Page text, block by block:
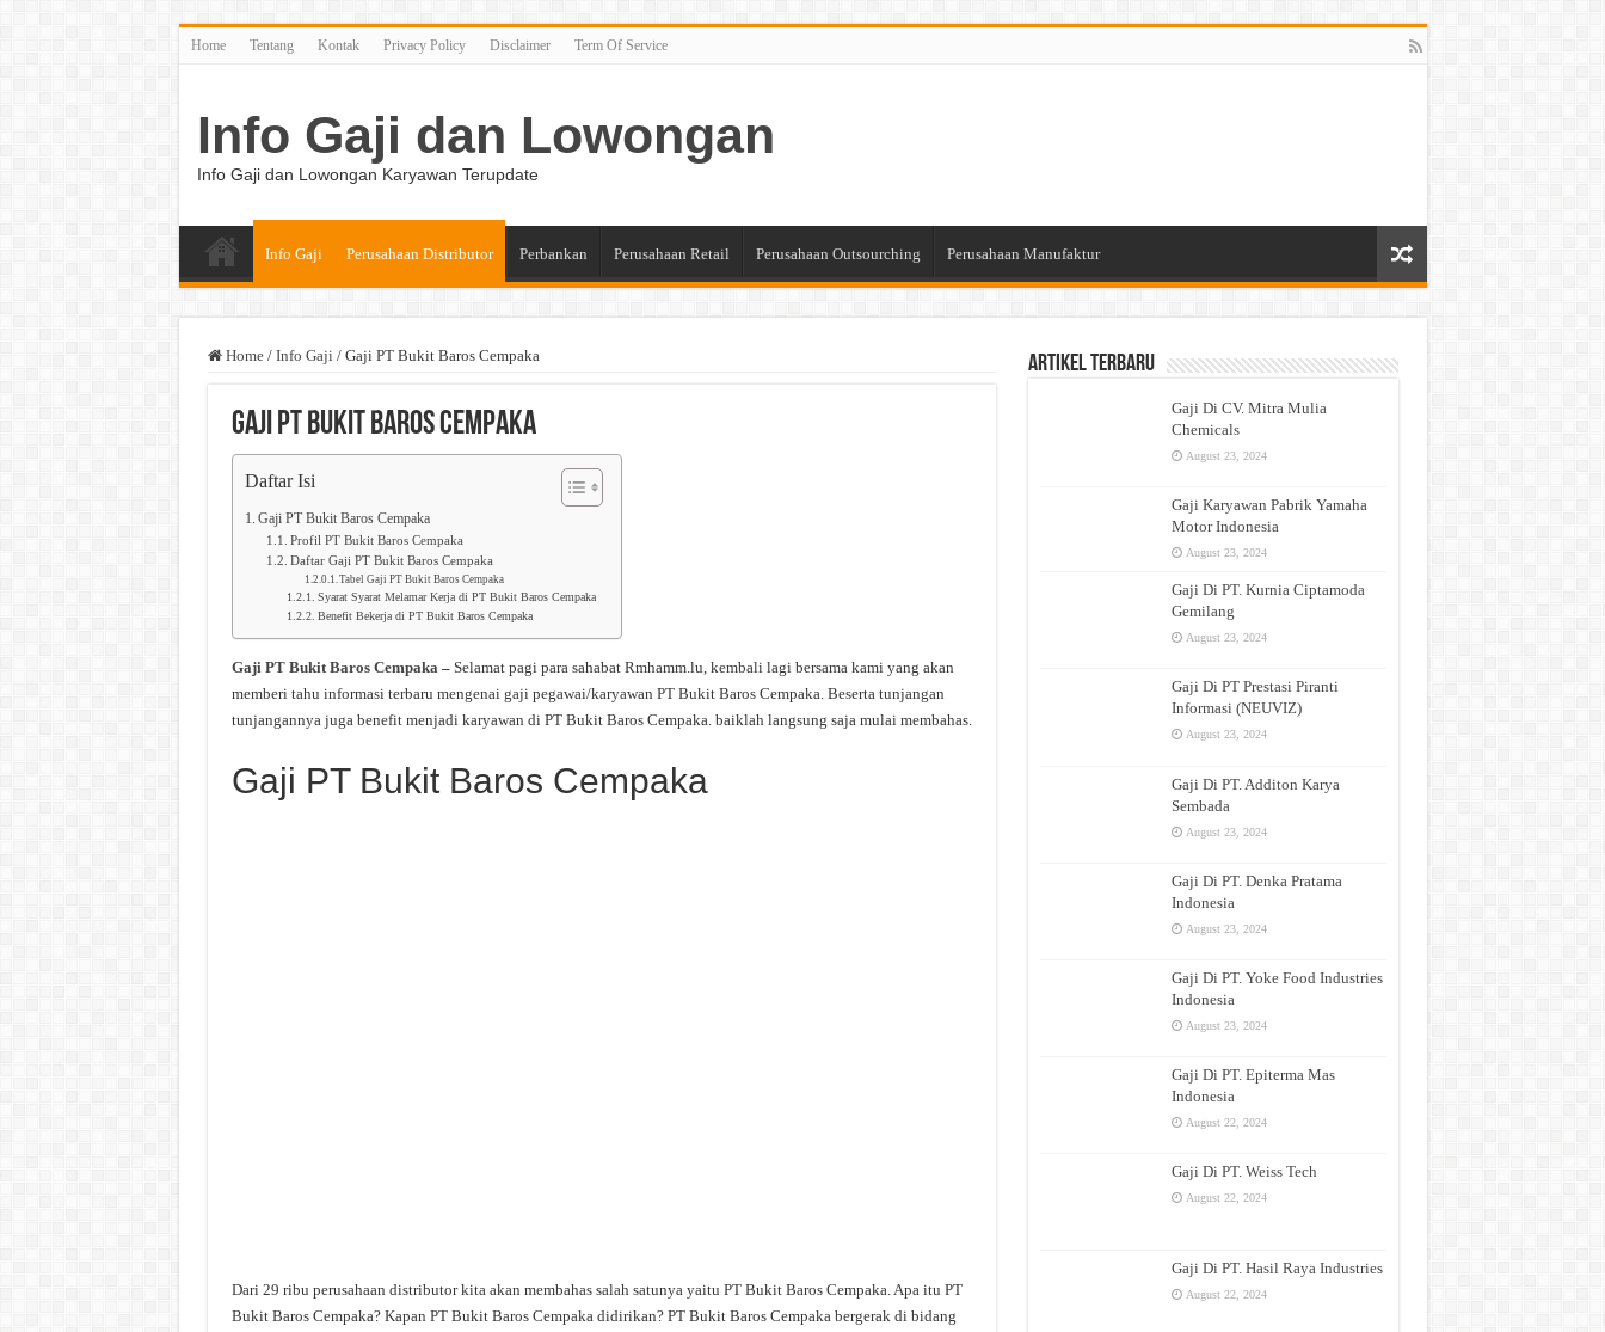
Home Tentang Kontak Privacy Policy Disclaimer Term Of Service
Info Gaji dan Lowongan
Info Gaji dan Lowongan Karyawan Terupdate
Info Gaji Perusahaan Distributor Perbankan Perusahaan Retail Perusahaan Outsourching Perusahaan Manufaktur
Home / Info Gaji / Gaji PT Bukit Baros Cempaka
Gaji PT Bukit Baros Cempaka
Daftar Isi
Gaji PT Bukit Baros Cempaka
Profil PT Bukit Baros Cempaka
Daftar Gaji PT Bukit Baros Cempaka
Tabel Gaji PT Bukit Baros Cempaka
Syarat Syarat Melamar Kerja di PT Bukit Baros Cempaka
Benefit Bekerja di PT Bukit Baros Cempaka
Gaji PT Bukit Baros Cempaka– Selamat pagi para sahabat Rmhamm.lu, kembali lagi bersama kami yang akan
memberi tahu informasi terbaru mengenai gaji pegawai/karyawan PT Bukit Baros Cempaka. Beserta tunjangan
tunjangannya juga benefit menjadi karyawan di PT Bukit Baros Cempaka. baiklah langsung saja mulai membahas.
Gaji PT Bukit Baros Cempaka
Dari 29 ribu perusahaan distributor kita akan membahas salah satunya yaitu PT Bukit Baros Cempaka. Apa itu PT
Bukit Baros Cempaka? Kapan PT Bukit Baros Cempaka didirikan? PT Bukit Baros Cempaka bergerak di bidang
Artikel Terbaru
Gaji Di CV. Mitra Mulia
Chemicals
August 23, 2024
Gaji Karyawan Pabrik Yamaha
Motor Indonesia
August 23, 2024
Gaji Di PT. Kurnia Ciptamoda
Gemilang
August 23, 2024
Gaji Di PT Prestasi Piranti
Informasi (NEUVIZ)
August 23, 2024
Gaji Di PT. Additon Karya
Sembada
August 23, 2024
Gaji Di PT. Denka Pratama
Indonesia
August 23, 2024
Gaji Di PT. Yoke Food Industries
Indonesia
August 23, 2024
Gaji Di PT. Epiterma Mas
Indonesia
August 22, 2024
Gaji Di PT. Weiss Tech
August 22, 2024
Gaji Di PT. Hasil Raya Industries
August 22, 2024